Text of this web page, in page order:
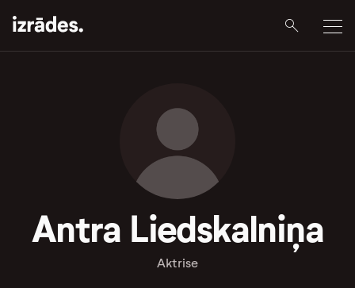
Antra Liedskalniņa
Aktrise